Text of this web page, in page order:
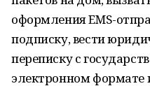
оформления EMS-
подписку, вести
переписку с
электронном формате